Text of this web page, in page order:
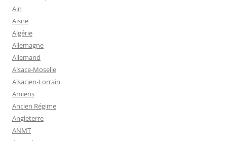
Ain
Aisne
Algérie
Allemagne
Allemand
Alsace-Moselle
Alsacien-Lorrain
Amiens
Ancien Régime
Angleterre
ANMT